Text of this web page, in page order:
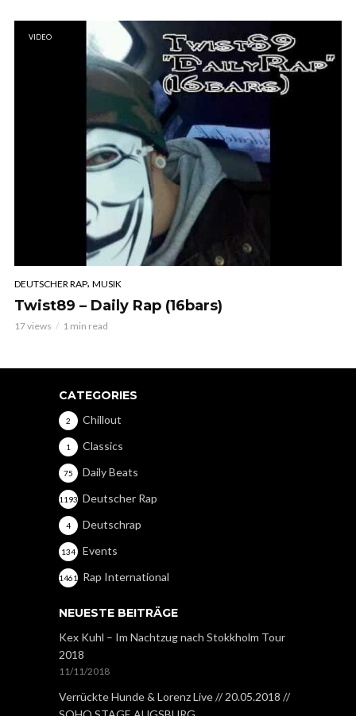
VIDEO
DEUTSCHER RAP, MUSIK
Twist89 – Daily Rap (16bars)
17 views 1 min read
CATEGORIES
Chillout
2
Classics
1
Daily Beats
75
Deutscher Rap
1193
Deutschrap
4
Events
134
Rap International
1461
NEUESTE BEITRÄGE
Kex Kuhl – Im Nachtzug nach Stokkholm Tour
2018
11/11/2018
Verrückte Hunde & Lorenz Live // 20.05.2018 //